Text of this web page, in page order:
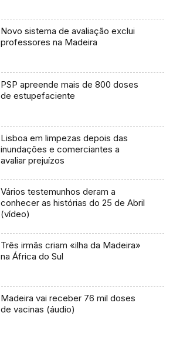
Novo sistema de avaliação exclui
professores na Madeira
PSP apreende mais de 800 doses
de estupefaciente
Lisboa em limpezas depois das
inundações e comerciantes a
avaliar prejuízos
Vários testemunhos deram a
conhecer as histórias do 25 de Abril
(vídeo)
Três irmãs criam «ilha da Madeira»
na África do Sul
Madeira vai receber 76 mil doses
de vacinas (áudio)